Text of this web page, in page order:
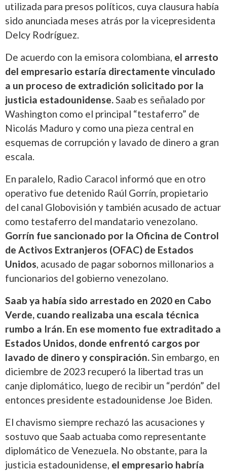
utilizada para presos políticos, cuya clausura había
sido anunciada meses atrás por la vicepresidenta
Delcy Rodríguez.
De acuerdo con la emisora colombiana, el arresto
del empresario estaría directamente vinculado
a un proceso de extradición solicitado por la
justicia estadounidense.Saab es señalado por
Washington como el principal “testaferro” de
Nicolás Maduro y como una pieza central en
esquemas de corrupción y lavado de dinero a gran
escala.
En paralelo, Radio Caracol informó que en otro
operativo fue detenido Raúl Gorrín, propietario
del canal Globovisión y también acusado de actuar
como testaferro del mandatario venezolano.
Gorrín fue sancionado por la Oficina de Control
de Activos Extranjeros (OFAC) de Estados
Unidos, acusado de pagar sobornos millonarios a
funcionarios del gobierno venezolano.
Saab ya había sido arrestado en 2020 en Cabo
Verde, cuando realizaba una escala técnica
rumbo a Irán. En ese momento fue extraditado a
Estados Unidos, donde enfrentó cargos por
lavado de dinero y conspiración.Sin embargo, en
diciembre de 2023 recuperó la libertad tras un
canje diplomático, luego de recibir un “perdón” del
entonces presidente estadounidense Joe Biden.
El chavismo siempre rechazó las acusaciones y
sostuvo que Saab actuaba como representante
diplomático de Venezuela. No obstante, para la
justicia estadounidense, el empresario habría